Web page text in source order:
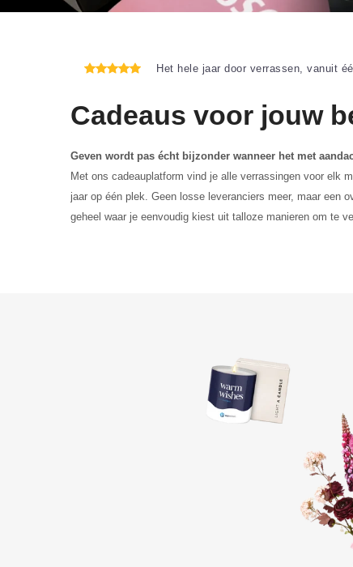
Het hele jaar door verrassen, vanuit
Cadeaus voor jouw
Geven wordt pas écht bijzonder wanneer het met
Met ons cadeauplatform vind je alle verrassingen voor elk
jaar op één plek. Geen losse leveranciers meer, maar een
geheel waar je eenvoudig kiest uit talloze manieren om te